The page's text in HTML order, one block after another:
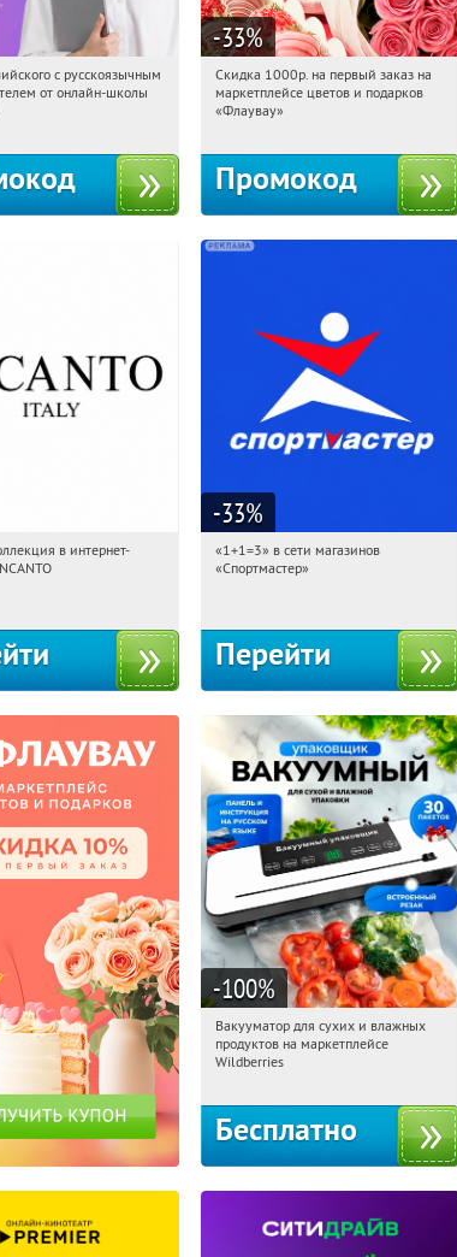
Получи первым!
с русскоязычным
от онлайн-школы
-33%
12:58:26 Получили:
Россия
Скидка 1000р. на первый заказ на
маркетплейсе цветов и подарков
«Флаувау»
Промокод
Получи первым!
в интернет-
-33%
12:58:26 Получили:
«1+1=3» в сети магазинов
«Спортмастер»
Перейти
-100%
12:58:26 Получили:195
Россия
Вакууматор для сухих и влажных
продуктов на маркетплейсе
Wildberries
Бесплатно